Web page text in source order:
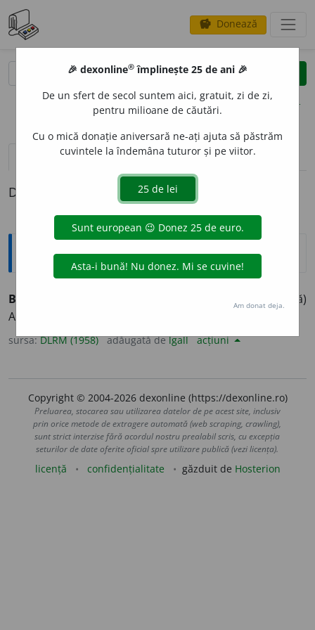
savings Donează
clear
opțiuni
definiții (1) pronunțievolume_up (2)
Definiția cu ID-ul 542816:
Explicative DEX
BULBUC
(Despre apă)
A face bulbuci. – Din
sursa:DLRM (1958) adăugată delgall acțiuni
Copyright © 2004-2026 dexonline (https://dexonline.ro)
Preluarea, stocarea sau utilizarea datelor de pe acest site, inclusiv
prin orice metode de extragere automată (web scraping, crawling),
sunt strict interzise fără acordul nostru prealabil scris, cu excepția
seturilor de date oferite oficial spre utilizare publică (vezi licența).
licență confidențialitate găzduit de Hosterion
🎉 dexonline® împlinește 25 de ani 🎉
De un sfert de secol suntem aici, gratuit, zi de zi,
pentru milioane de căutări.
Cu o mică donație aniversară ne-ați ajuta să păstrăm
cuvintele la îndemâna tuturor și pe viitor.
Am donat deja.